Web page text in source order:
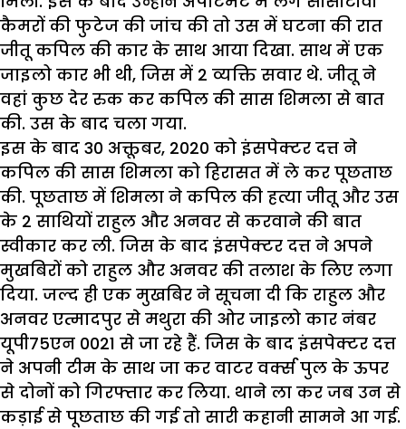
कैमरों की फुटेज की जांच की तो उस में घटना की रात
जीतू कपिल की कार के साथ आया दिखा. साथ में एक
जाइलो कार भी थी, जिस में 2 व्यक्ति सवार थे. जीतू ने
वहां कुछ देर रुक कर कपिल की सास शिमला से बात
की. उस के बाद चला गया.
इस के बाद 30 अक्तूबर, 2020 को इंसपेक्टर दत्त ने
कपिल की सास शिमला को हिरासत में ले कर पूछताछ
की. पूछताछ में शिमला ने कपिल की हत्या जीतू और उस
के 2 साथियों राहुल और अनवर से करवाने की बात
स्वीकार कर ली. जिस के बाद इंसपेक्टर दत्त ने अपने
मुखबिरों को राहुल और अनवर की तलाश के लिए लगा
दिया. जल्द ही एक मुखबिर ने सूचना दी कि राहुल और
अनवर एत्मादपुर से मथुरा की ओर जाइलो कार नंबर
यूपी75एन 0021 से जा रहे हैं. जिस के बाद इंसपेक्टर दत्त
ने अपनी टीम के साथ जा कर वाटर वर्क्स पुल के ऊपर
से दोनों को गिरफ्तार कर लिया. थाने ला कर जब उन से
कड़ाई से पूछताछ की गई तो सारी कहानी सामने आ गई.